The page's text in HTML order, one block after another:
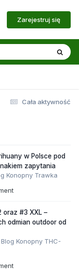
Zarejestruj się
Cała aktywność
w Polsce pod
zapytania
Konopny Trawka
oraz #3 XXL –
odmian outdoor od
Blog Konopny THC-